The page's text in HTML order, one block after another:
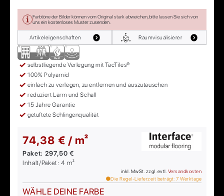
Farbtöne der Bilder können vom Original stark abweichen, bitte lassen Sie sich von
uns ein kostenloses Muster zusenden.
Artikeleigenschaften Raumvisualisierer
selbstliegende Verlegung mit TacTiles®
100% Polyamid
einfach zu verlegen, zu entfernen und auszutauschen
reduziert Lärm und Schall
15 Jahre Garantie
getuftete Schlingenqualität
74,38 € / m²
Paket: 297,50 €
Inhalt/Paket:4 m²
inkl. MwSt. zzgl. evtl. Versandkosten
Die Regel-Lieferzeit beträgt: 7 Werktage
WÄHLE DEINE FARBE